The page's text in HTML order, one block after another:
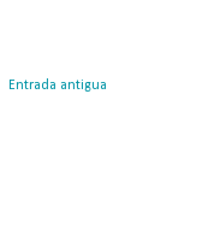
Entrada antigua